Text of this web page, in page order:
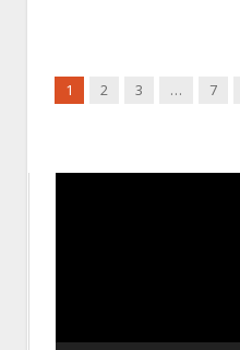
1 2 3 … 7